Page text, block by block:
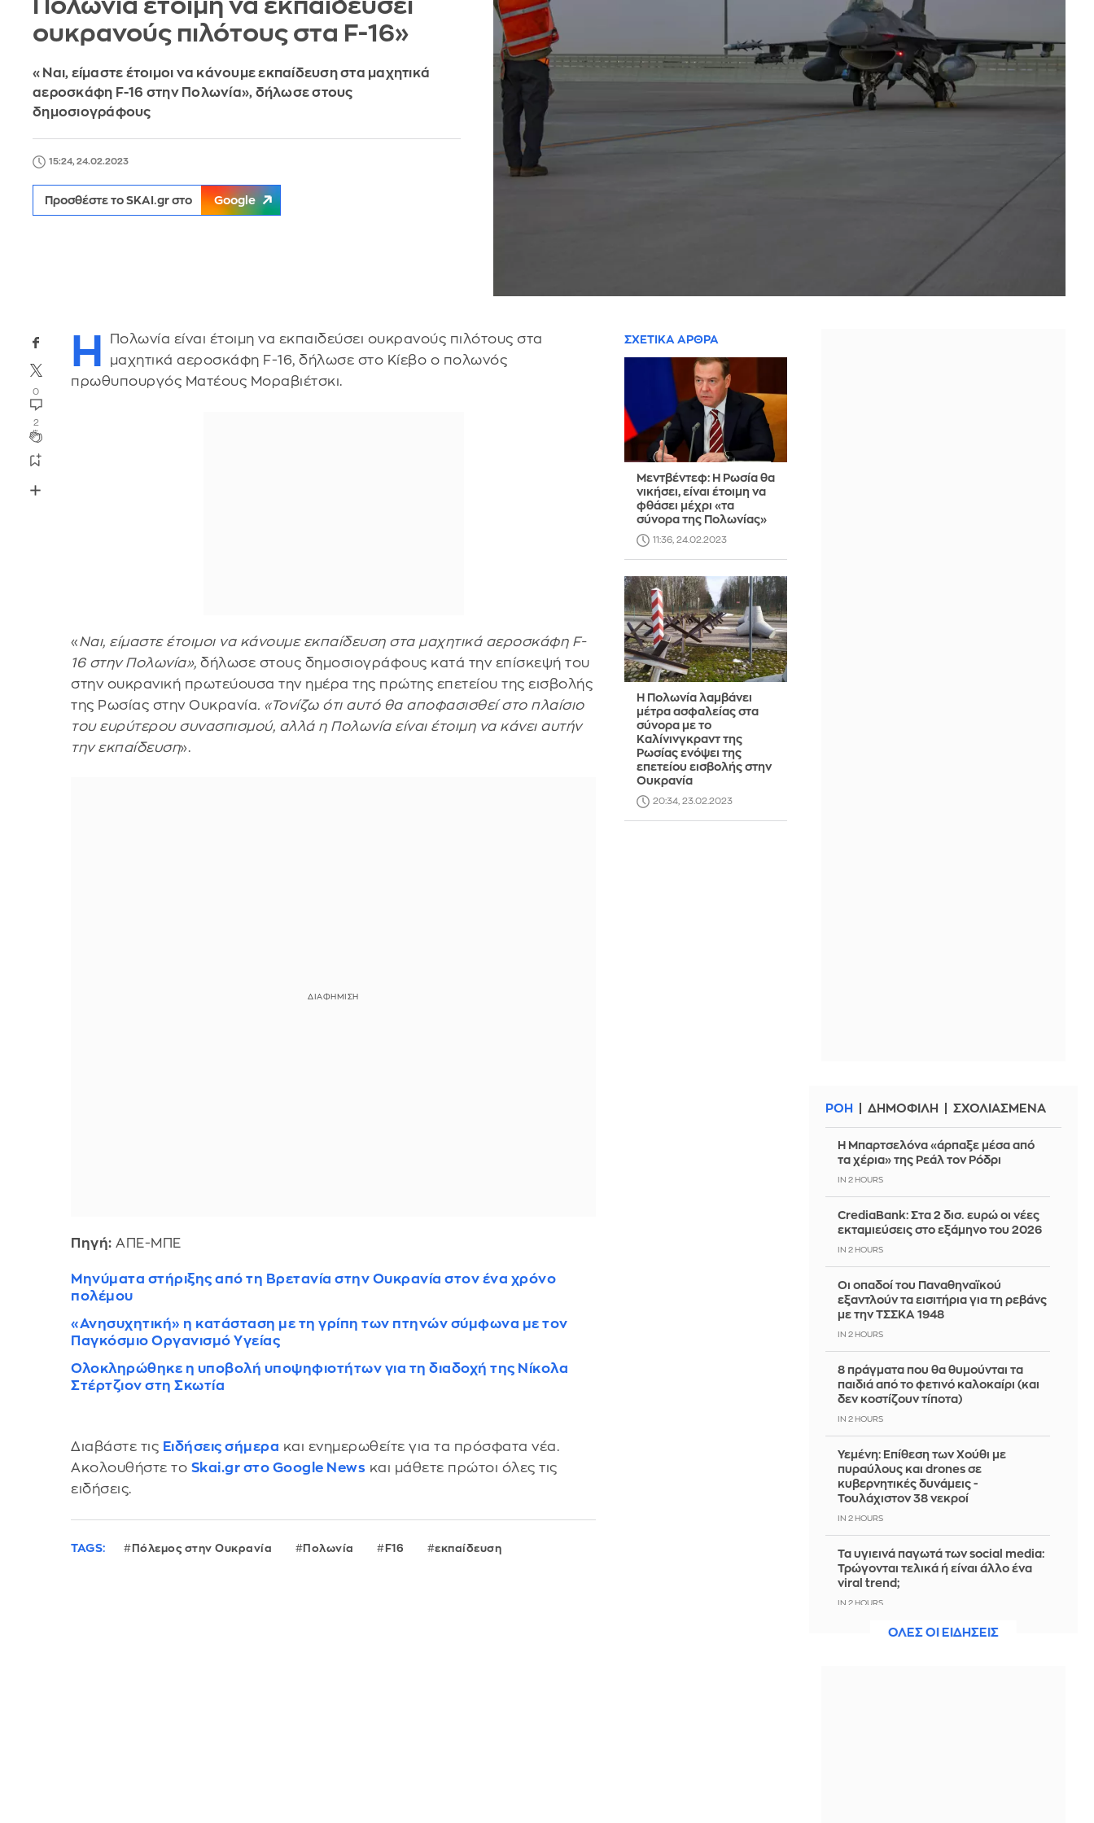
Πολωνία έτοιμη να εκπαιδεύσει
ουκρανούς πιλότους στα F-16»
«Ναι, είμαστε έτοιμοι να κάνουμε εκπαίδευση στα μαχητικά
αεροσκάφη F-16 στην Πολωνία», δήλωσε στους
δημοσιογράφους
15:24, 24.02.2023
Προσθέστε το SKAI.gr στο Google
0
2
Η
Πολωνία είναι έτοιμη να εκπαιδεύσει ουκρανούς πιλότους στα
μαχητικά αεροσκάφη F-16, δήλωσε στο Κίεβο ο πολωνός
πρωθυπουργός Ματέους Μοραβιέτσκι.
«Ναι, είμαστε έτοιμοι να κάνουμε εκπαίδευση στα μαχητικά αεροσκάφη F-
16 στην Πολωνία»,δήλωσε στους δημοσιογράφους κατά την επίσκεψή του
στην ουκρανική πρωτεύουσα την ημέρα της πρώτης επετείου της εισβολής
της Ρωσίας στην Ουκρανία. «Τονίζω ότι αυτό θα αποφασισθεί στο πλαίσιο
του ευρύτερου συνασπισμού, αλλά η Πολωνία είναι έτοιμη να κάνει αυτήν
την εκπαίδευση».
Πηγή: ΑΠΕ-ΜΠΕ
Μηνύματα στήριξης από τη Βρετανία στην Ουκρανία στον ένα χρόνο
πολέμου
«Ανησυχητική» η κατάσταση με τη γρίπη των πτηνών σύμφωνα με τον
Παγκόσμιο Οργανισμό Υγείας
Ολοκληρώθηκε η υποβολή υποψηφιοτήτων για τη διαδοχή της Νίκολα
Στέρτζιον στη Σκωτία
Διαβάστε τις Ειδήσεις σήμερα και ενημερωθείτε για τα πρόσφατα νέα.
Ακολουθήστε το Skai.gr στο Google News και μάθετε πρώτοι όλες τις
ειδήσεις.
TAGS: Πόλεμος στην Ουκρανία Πολωνία F16 εκπαίδευση
ΣΧΕΤΙΚΑ ΑΡΘΡΑ
Μεντβέντεφ: Η Ρωσία θα
νικήσει, είναι έτοιμη να
φθάσει μέχρι «τα
σύνορα της Πολωνίας»
11:36, 24.02.2023
Η Πολωνία λαμβάνει
μέτρα ασφαλείας στα
σύνορα με το
Καλίνινγκραντ της
Ρωσίας ενόψει της
επετείου εισβολής στην
Ουκρανία
20:34, 23.02.2023
ΡΟΗ ΔΗΜΟΦΙΛΗ ΣΧΟΛΙΑΣΜΕΝΑ
Η Μπαρτσελόνα «άρπαξε μέσα από
τα χέρια» της Ρεάλ τον Ρόδρι
IN 2 HOURS
CrediaBank: Στα 2 δισ. ευρώ οι νέες
εκταμιεύσεις στο εξάμηνο του 2026
IN 2 HOURS
Οι οπαδοί του Παναθηναϊκού
εξαντλούν τα εισιτήρια για τη ρεβάνς
με την ΤΣΣΚΑ 1948
IN 2 HOURS
8 πράγματα που θα θυμούνται τα
παιδιά από το φετινό καλοκαίρι (και
δεν κοστίζουν τίποτα)
IN 2 HOURS
Υεμένη: Επίθεση των Χούθι με
πυραύλους και drones σε
κυβερνητικές δυνάμεις -
Τουλάχιστον 38 νεκροί
IN 2 HOURS
Τα υγιεινά παγωτά των social media:
Τρώγονται τελικά ή είναι άλλο ένα
viral trend;
IN 2 HOURS
ΕΛΑΣ: «Βιομηχανία κοροϊδίας από
ΟΛΕΣ ΟΙ ΕΙΔΗΣΕΙΣ